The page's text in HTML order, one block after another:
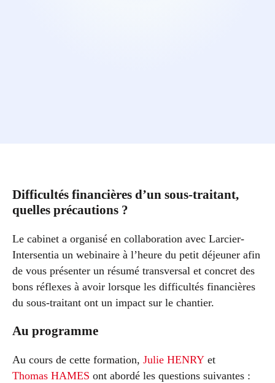
Difficultés financières d’un sous-traitant,
quelles précautions ?
Le cabinet a organisé en collaboration avec Larcier-
Intersentia un webinaire à l’heure du petit déjeuner afin
de vous présenter un résumé transversal et concret des
bons réflexes à avoir lorsque les difficultés financières
du sous-traitant ont un impact sur le chantier.
Au programme
Au cours de cette formation, Julie HENRY et
Thomas HAMES ont abordé les questions suivantes :